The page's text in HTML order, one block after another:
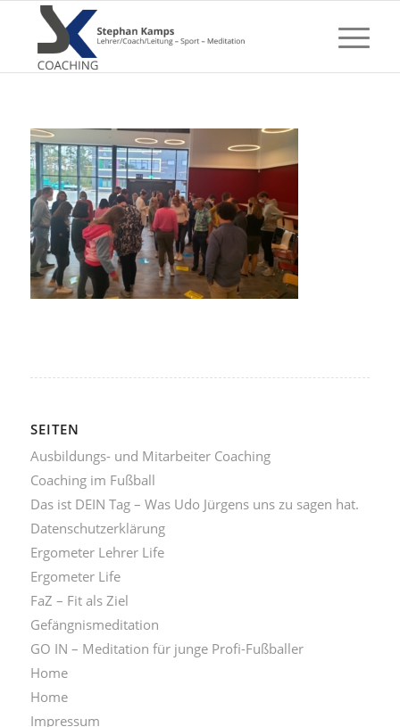
SEITEN
Ausbildungs- und Mitarbeiter Coaching
Coaching im Fußball
Das ist DEIN Tag – Was Udo Jürgens uns zu sagen hat.
Datenschutzerklärung
Ergometer Lehrer Life
Ergometer Life
FaZ – Fit als Ziel
Gefängnismeditation
GO IN – Meditation für junge Profi-Fußballer
Home
Home
Impressum